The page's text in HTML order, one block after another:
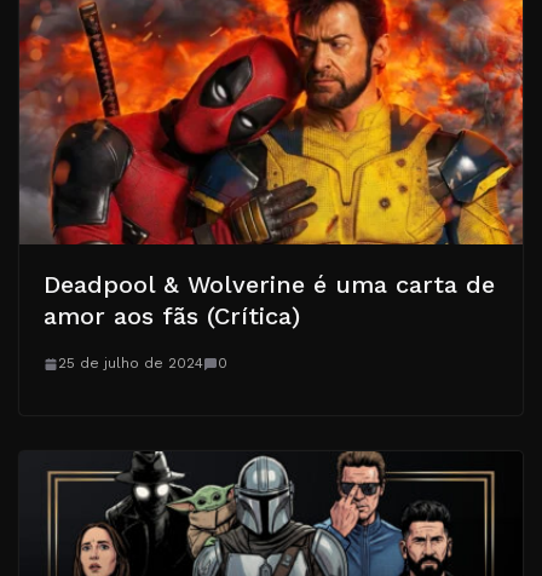
Deadpool & Wolverine é uma carta de
amor aos fãs (Crítica)
25 de julho de 2024 0